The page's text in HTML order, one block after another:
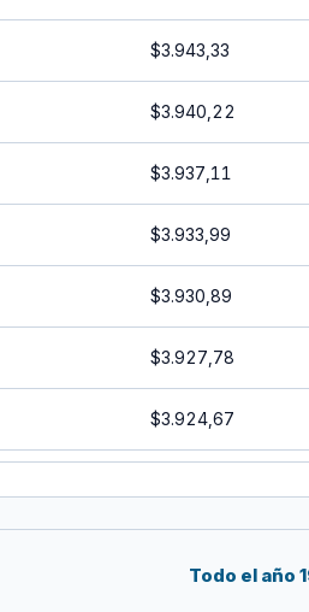
$3.943,33
$3.940,22
$3.937,11
$3.933,99
$3.930,89
$3.927,78
$3.924,67
Todo el año